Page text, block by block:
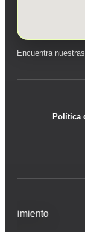
Encuentra
Política